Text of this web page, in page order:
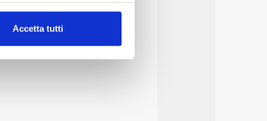
(impronte
Accetta tutti